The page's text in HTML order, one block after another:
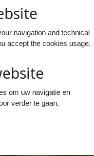
navigation and technical
accept the cookies usage.
om uw navigatie en
verder te gaan,